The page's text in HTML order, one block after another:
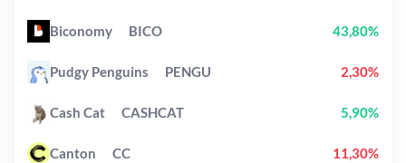
Biconomy BICO 43,80%
Pudgy Penguins PENGU 2,30%
Cash Cat CASHCAT 5,90%
Canton CC 11,30%